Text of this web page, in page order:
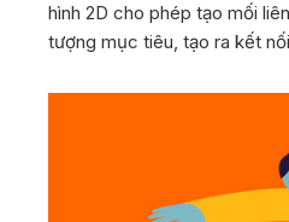
hình 2D cho phép tạo mối
tượng mục tiêu, tạo ra kết